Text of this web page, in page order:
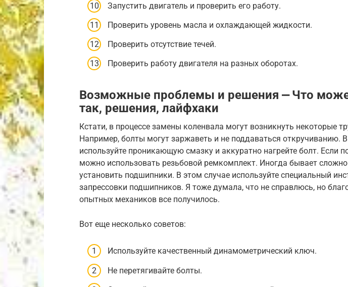
Запустить двигатель и проверить его работу.
Проверить уровень масла и охлаждающей жидкости.
Проверить отсутствие течей.
Проверить работу двигателя на разных оборотах.
Возможные проблемы и решения ⎼ Что
так, решения, лайфхаки
Кстати, в процессе замены коленвала могут возникнуть некоторые
Например, болты могут заржаветь и не поддаваться откручиванию.
используйте проникающую смазку и аккуратно нагрейте болт. Если
можно использовать резьбовой ремкомплект. Иногда бывает
установить подшипники. В этом случае используйте специальный
запрессовки подшипников. Я тоже думала, что не справлюсь, но
опытных механиков все получилось.
Вот еще несколько советов:
Используйте качественный динамометрический ключ.
Не перетягивайте болты.